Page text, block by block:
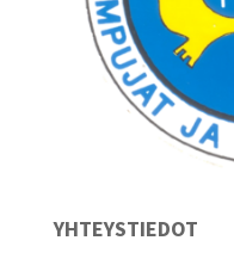
YHTEYSTIEDOT